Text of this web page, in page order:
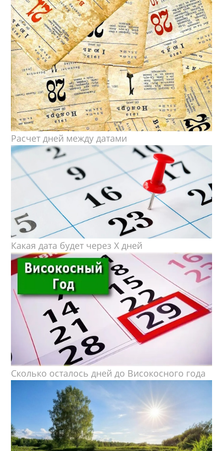
Расчет дней между датами
Какая дата будет через X дней
Сколько осталось дней до Високосного года